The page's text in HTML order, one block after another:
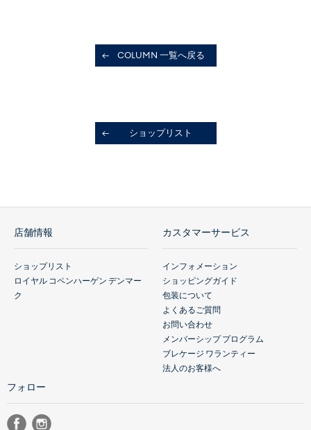
COLUMN 一覧へ戻る
ショップリスト
店舗情報
ショップリスト
ロイヤル コペンハーゲン デンマー
ク
カスタマーサービス
インフォメーション
ショッピングガイド
包装について
よくあるご質問
お問い合わせ
メンバーシップ プログラム
ブレケージ ワランティー
法人のお客様へ
フォロー